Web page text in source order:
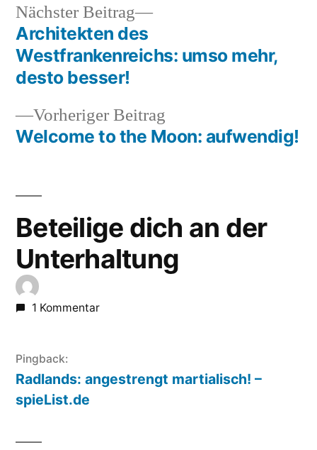
Beitragsnavigation
Vorheriger Beitrag
Beitrag:
Welcome to the Moon: aufwendig!
Nächster Beitrag
Nächster
Architekten des
Westfrankenreichs: umso mehr,
desto besser!
Beteilige dich an der
Unterhaltung
1 Kommentar
Pingback:
Radlands: angestrengt martialisch! –
spieList.de